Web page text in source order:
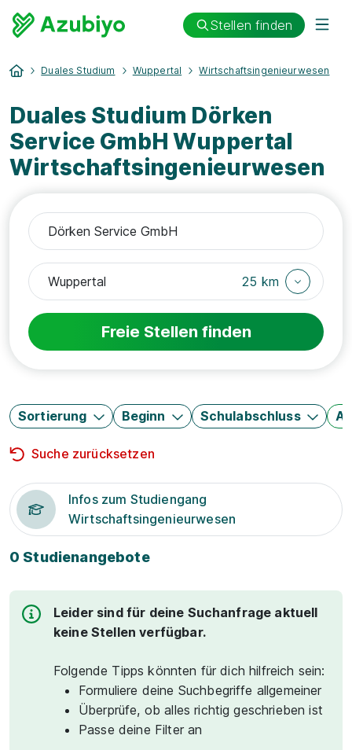
Stellen finden
Duales Studium Wuppertal Wirtschaftsingenieurwesen
Duales Studium Dörken
Service GmbH Wuppertal
Wirtschaftsingenieurwesen
25 km
Freie Stellen finden
Sortierung Beginn Schulabschluss
Suche zurücksetzen
Infos zum Studiengang
Wirtschaftsingenieurwesen
0 Studienangebote
Leider sind für deine Suchanfrage aktuell
keine Stellen verfügbar.
Folgende Tipps könnten für dich hilfreich sein:
Formuliere deine Suchbegriffe allgemeiner
Überprüfe, ob alles richtig geschrieben ist
Passe deine Filter an